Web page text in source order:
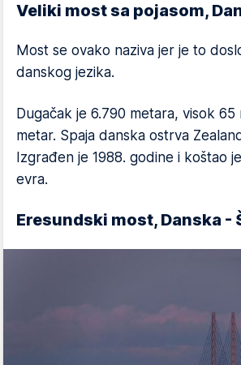
Veliki most sa pojasom,
Most se ovako naziva jer je to
danskog jezika.
Dugačak je 6.790 metara, visok 65
metar. Spaja danska ostrva
Izgrađen je 1988. godine i koštao
evra.
Eresundski most, Danska -